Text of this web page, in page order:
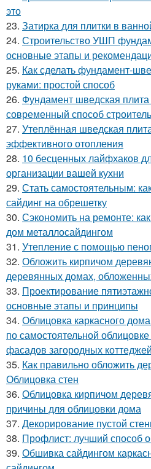
это
23. Затирка для плитки в
24. Строительство УШП
основные этапы и
25. Как сделать фундамент-
руками: простой способ
26. Фундамент шведская плита
современный способ
27. Утеплённая шведская
эффективного отопления
28. 10 бесценных лайфхаков
организации вашей кухни
29. Стать самостоятельным:
сайдинг на обрешетку
30. Сэкономить на ремонте:
дом металлосайдингом
31. Утепление с помощью
32. Обложить кирпичом
деревянных домах,
33. Проектирование
основные этапы и принципы
34. Облицовка каркасного
по самостоятельной
фасадов загородных коттеджей
35. Как правильно обложить
Облицовка стен
36. Облицовка кирпичом
причины для облицовки дома
37. Декорирование пустой
38. Профлист: лучший способ
39. Обшивка сайдингом